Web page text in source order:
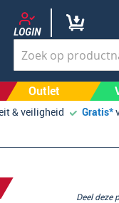
LOGIN
Outlet
& veiligheid Gratis*
Deel